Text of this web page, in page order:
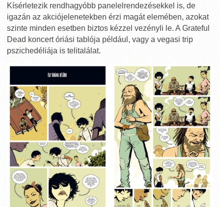
Kísérletezik rendhagyóbb panelelrendezésekkel is, de
igazán az akciójelenetekben érzi magát elemében, azokat
szinte minden esetben biztos kézzel vezényli le. A Grateful
Dead koncert óriási tablója például, vagy a vegasi trip
pszichedéliája is telitalálat.